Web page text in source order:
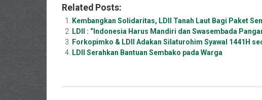
Related Posts:
Kembangkan Solidaritas, LDII Tanah Laut Bagi Paket
LDII : “Indonesia Harus Mandiri dan Swasembada
Forkopimko & LDII Adakan Silaturohim Syawal 1441H
LDII Serahkan Bantuan Sembako pada Warga